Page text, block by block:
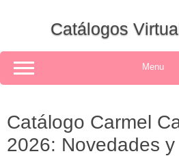
Catálogos
Menu
Catálogo Carmel
2026: Novedades